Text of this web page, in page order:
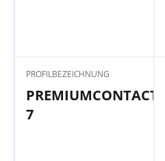
PROFILBEZEICHNUNG
PREMIUMCONTACT
7